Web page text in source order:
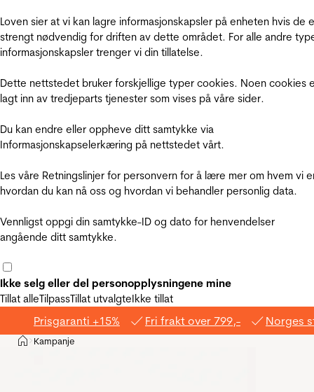
Loven sier at vi kan lagre informasjonskapsler på enheten hvis de
strengt nødvendig for driften av dette området. For alle andre
informasjonskapsler trenger vi din tillatelse.
Dette nettstedet bruker forskjellige typer cookies. Noen cookies
lagt inn av tredjeparts tjenester som vises på våre sider.
Du kan endre eller oppheve ditt samtykke via
Informasjonskapselerkæring på nettstedet vårt.
Les våre Retningslinjer for personvern for å lære mer om hvem vi
hvordan du kan nå oss og hvordan vi behandler personlig data.
Vennligst oppgi din samtykke-ID og dato for henvendelser
angående ditt samtykke.
Ikke selg eller del personopplysningene mine
Tillat alleTilpassTillat utvalgteIkke tillat
Prisgaranti +15% Fri frakt over 799,- Norges
Hjem
>Kampanje